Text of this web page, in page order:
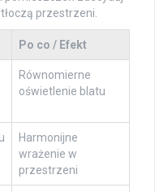
przestrzeni.
Po co / Efekt
Równomierne
oświetlenie blatu
Harmonijne
wrażenie w
przestrzeni